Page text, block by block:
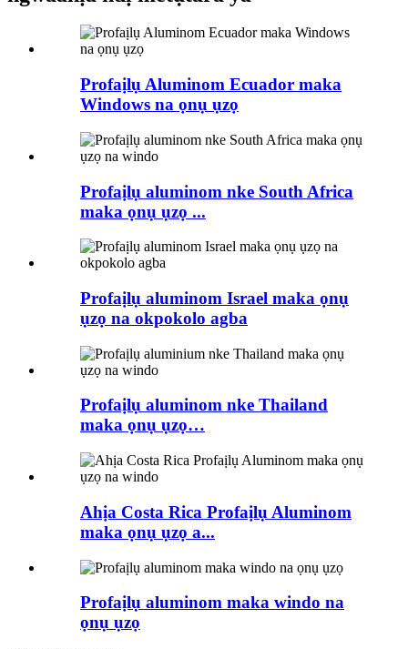
Profaịlụ Aluminom Ecuador maka
Windows na ọnụ ụzọ
Profaịlụ aluminom nke South Africa
maka ọnụ ụzọ ...
Profaịlụ aluminom Israel maka ọnụ
ụzọ na okpokolo agba
Profaịlụ aluminom nke Thailand
maka ọnụ ụzọ…
Ahịa Costa Rica Profaịlụ Aluminom
maka ọnụ ụzọ a...
Profaịlụ aluminom maka windo na
ọnụ ụzọ